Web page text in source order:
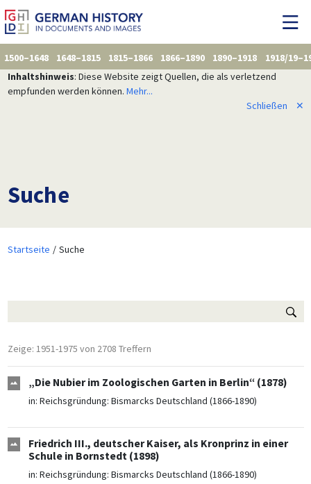
1500–1648 1648–1815 1815–1866 1866–1890 1890–1918
1918/
Inhaltshinweis: Diese Website zeigt Quellen, die als verletzend
empfunden werden können. Mehr...
Schließen
✕
Suche
Startseite Suche
Zeige: 1951-1975 von 2708 Treffern
„Die Nubier im Zoologischen Garten in Berlin“ (1878)
in: Reichsgründung: Bismarcks Deutschland (1866-1890)
Friedrich III., deutscher Kaiser, als Kronprinz in einer
Schule in Bornstedt (1898)
in: Reichsgründung: Bismarcks Deutschland (1866-1890)